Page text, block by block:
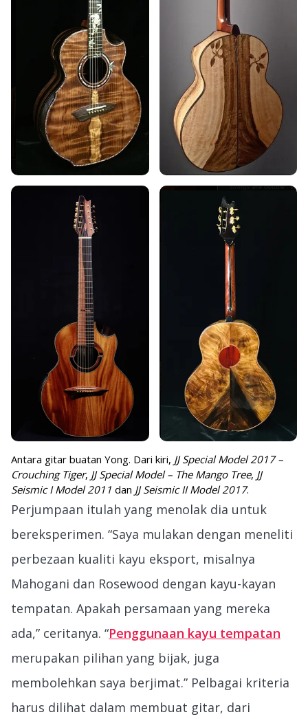
Antara gitar buatan Yong. Dari kiri, JJ Special Model 2017 –
Crouching Tiger, JJ Special Model – The Mango Tree, JJ
Seismic I Model 2011 dan JJ Seismic II Model 2017.
Perjumpaan itulah yang menolak dia untuk
bereksperimen. “Saya mulakan dengan meneliti
perbezaan kualiti kayu eksport, misalnya
Mahogani dan Rosewood dengan kayu-kayan
tempatan. Apakah persamaan yang mereka
ada,” ceritanya. “Penggunaan kayu tempatan
merupakan pilihan yang bijak, juga
membolehkan saya berjimat.” Pelbagai kriteria
harus dilihat dalam membuat gitar, dari